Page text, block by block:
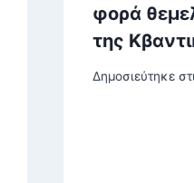
φορά
της
Δημοσιεύτηκε